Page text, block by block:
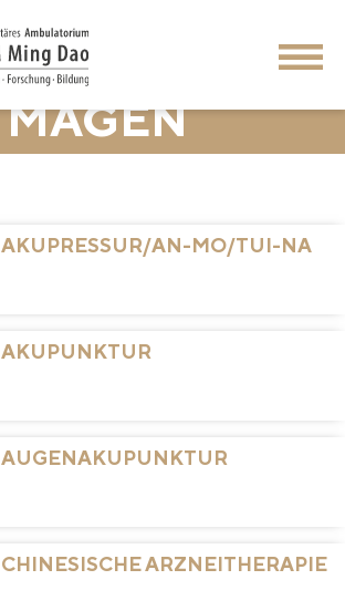
MAGEN
AKUPRESSUR/AN-MO/TUI-NA
AKUPUNKTUR
AUGENAKUPUNKTUR
CHINESISCHE ARZNEITHERAPIE